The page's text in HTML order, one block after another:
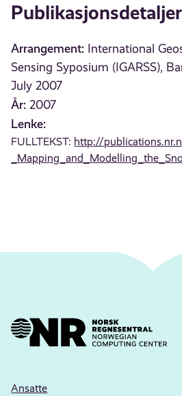
Publikasjonsdetaljer
Arrangement: International
Sensing Syposium (IGARSS),
July 2007
År: 2007
Lenke:
FULLTEKST: http://
Ansatte